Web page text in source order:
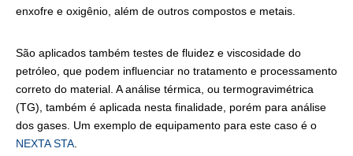
enxofre e oxigênio, além de outros compostos e metais.
São aplicados também testes de fluidez e viscosidade do
petróleo, que podem influenciar no tratamento e processamento
correto do material. A análise térmica, ou termogravimétrica
(TG), também é aplicada nesta finalidade, porém para análise
dos gases. Um exemplo de equipamento para este caso é o
NEXTA STA